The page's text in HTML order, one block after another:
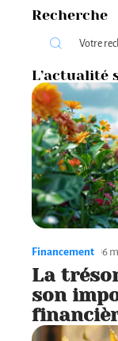
Recherche
L’actualité
Financement 6
La
son